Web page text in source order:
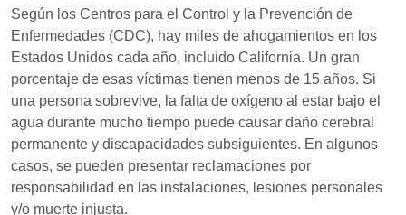
Según los Centros para el Control y la Prevención de
Enfermedades (CDC), hay miles de ahogamientos en los
Estados Unidos cada año, incluido California. Un gran
porcentaje de esas víctimas tienen menos de 15 años. Si
una persona sobrevive, la falta de oxígeno al estar bajo el
agua durante mucho tiempo puede causar daño cerebral
permanente y discapacidades subsiguientes. En algunos
casos, se pueden presentar reclamaciones por
responsabilidad en las instalaciones, lesiones personales
y/o muerte injusta.